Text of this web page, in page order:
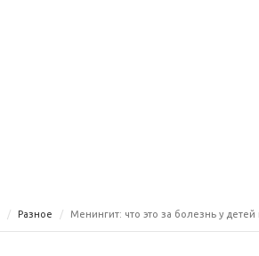
Разное Менингит: что это за болезнь у детей